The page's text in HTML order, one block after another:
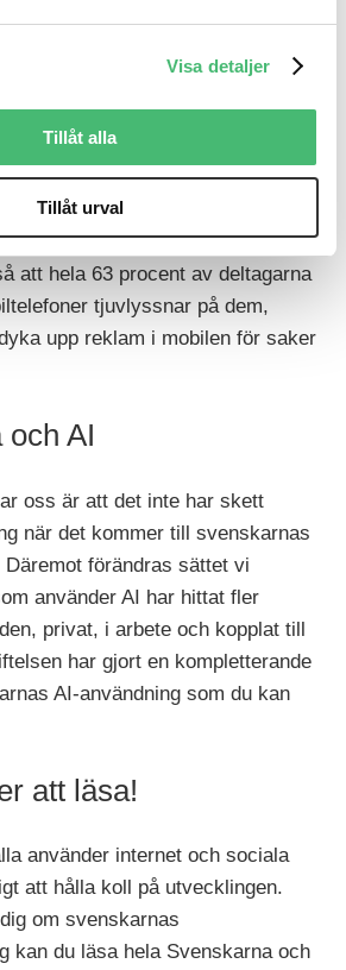
Visa detaljer
Tillåt alla
Tillåt urval
– ett hett ämne
många svenskar är öppna för
som ansiktsigenkänning på
att polisen får tillgång till privata
brottsmisstankar. Det
att hela 63 procent av deltagarna
tjuvlyssnar på dem,
upp reklam i mobilen för saker
och AI
oss är att det inte har skett
när det kommer till svenskarnas
Däremot förändras sättet vi
använder AI har hittat fler
privat, i arbete och kopplat till
har gjort en kompletterande
AI-användning som du kan
att läsa!
använder internet och sociala
att hålla koll på utvecklingen.
om svenskarnas
kan du läsa hela Svenskarna och